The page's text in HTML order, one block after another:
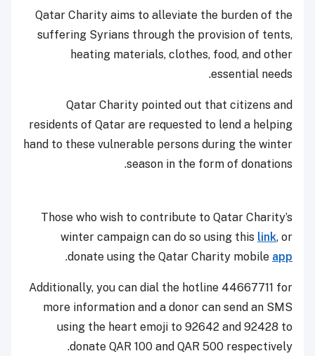
Qatar Charity aims to alleviate the burden of the
suffering Syrians through the provision of tents,
heating materials, clothes, food, and other
essential needs.
Qatar Charity pointed out that citizens and
residents of Qatar are requested to lend a helping
hand to these vulnerable persons during the winter
season in the form of donations.
Those who wish to contribute to Qatar Charity’s
winter campaign can do so using this link, or
donate using the Qatar Charity mobile app
.
Additionally, you can dial the hotline 44667711 for
more information and a donor can send an SMS
using the heart emoji to 92642 and 92428 to
donate QAR 100 and QAR 500 respectively.